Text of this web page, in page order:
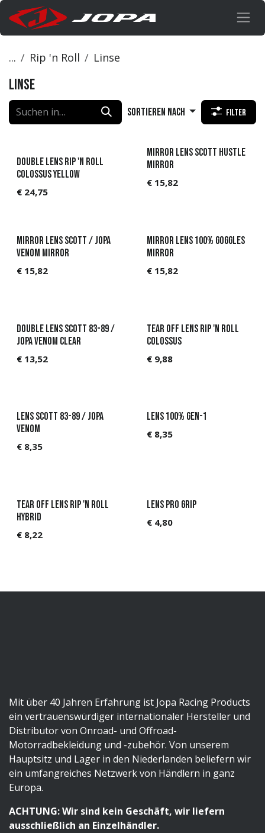
Zum Inhalt springen
... Rip 'n Roll Linse
Linse
Sortieren nach Filter
Double Lens Rip 'N Roll
Colossus Yellow
€ 24,75
Mirror lens Scott Hustle
Mirror
€ 15,82
Mirror lens Scott / Jopa
Venom Mirror
€ 15,82
Mirror lens 100% goggles
Mirror
€ 15,82
Double lens Scott 83-89 /
Jopa Venom Clear
€ 13,52
Tear off Lens Rip 'N Roll
Colossus
€ 9,88
Lens Scott 83-89 / Jopa
Venom
€ 8,35
Lens 100% GEN-1
€ 8,35
Tear off Lens Rip 'N Roll
Hybrid
€ 8,22
Lens Pro Grip
€ 4,80
Mit über 40 Jahren Erfahrung ist Jopa Racing Products
ein vertrauenswürdiger internationaler Hersteller und
Distributor von Onroad- und Offroad-
Motorradbekleidung und -zubehör. Von unserem
Hauptsitz und Lager in den Niederlanden beliefern wir
ein umfangreiches Netzwerk von Händlern in ganz
Europa.
ACHTUNG: Wir sind kein Geschäft, wir liefern
ausschließlich an Einzelhändler.